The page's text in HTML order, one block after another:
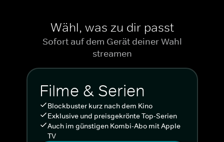
Wähl, was zu dir passt
Sofort auf dem Gerät deiner Wahl
streamen
Filme & Serien
Blockbuster kurz nach dem Kino
Exklusive und preisgekrönte Top-Serien
Auch im günstigen Kombi-Abo mit Apple
TV